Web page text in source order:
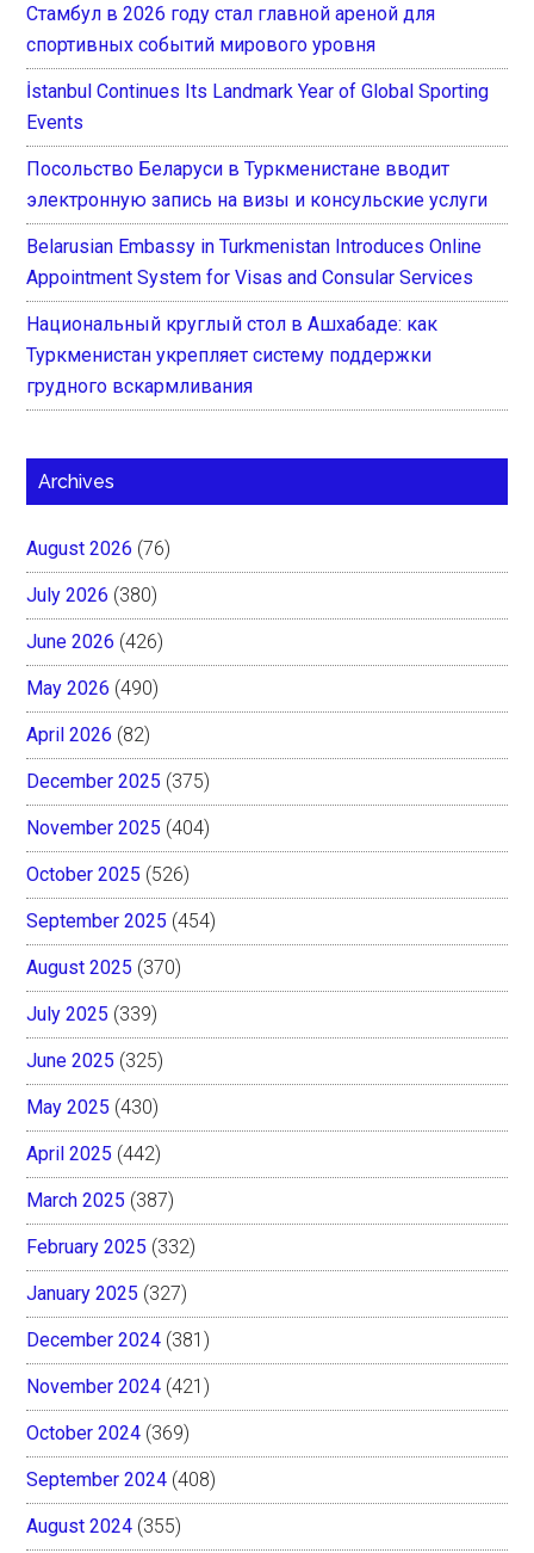
Стамбул в 2026 году стал главной ареной для
спортивных событий мирового уровня
İstanbul Continues Its Landmark Year of Global Sporting
Events
Посольство Беларуси в Туркменистане вводит
электронную запись на визы и консульские услуги
Belarusian Embassy in Turkmenistan Introduces Online
Appointment System for Visas and Consular Services
Национальный круглый стол в Ашхабаде: как
Туркменистан укрепляет систему поддержки
грудного вскармливания
Archives
August 2026 (76)
July 2026 (380)
June 2026 (426)
May 2026 (490)
April 2026 (82)
December 2025 (375)
November 2025 (404)
October 2025 (526)
September 2025 (454)
August 2025 (370)
July 2025 (339)
June 2025 (325)
May 2025 (430)
April 2025 (442)
March 2025 (387)
February 2025 (332)
January 2025 (327)
December 2024 (381)
November 2024 (421)
October 2024 (369)
September 2024 (408)
August 2024 (355)